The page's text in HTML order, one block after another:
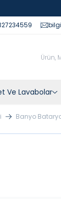
Ve Lavabolar
Banyo